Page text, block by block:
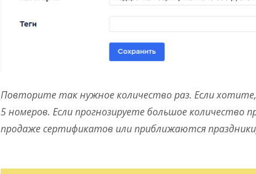
Повторите так нужное количество раз. Если
5 номеров. Если прогнозируете большое
продаже сертификатов или приближаются